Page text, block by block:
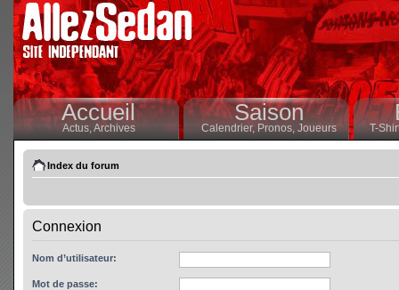
Accueil
Actus,Archives
Saison
Calendrier,Pronos, Joueurs T-
Index du forum
Connexion
Nom d’utilisateur:
Mot de passe: